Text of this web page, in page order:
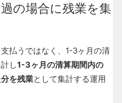
の場合に残業を集
払うではなく、1-3ヶ月の清
し1-3ヶ月の清算期間内の
を残業として集計する運用